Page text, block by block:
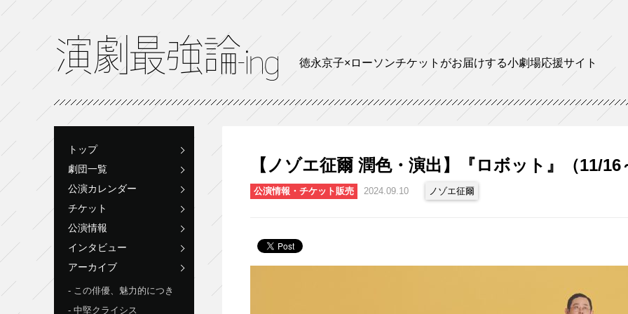
徳永京子×ローソンチケットがお届けする小劇場応援サイト
トップ
劇団一覧
公演カレンダー
チケット
公演情報
インタビュー
アーカイブ
この俳優、魅力的につき
中堅クライシス
【ノゾエ征爾 潤色・演出】『ロボット』（11/16
公演情報・チケット販売 2024.09.10 ノゾエ征爾